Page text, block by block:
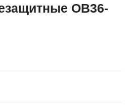
OB36-